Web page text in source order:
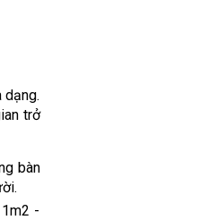
dạng.
trở
bàn
-